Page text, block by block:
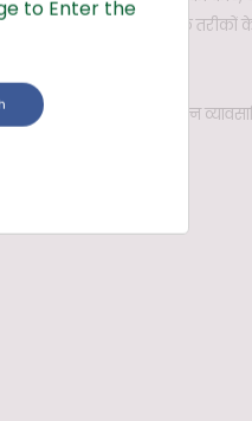
प्रकृति को उनके नियंत्रण के तरीकों के
प्रस्तुति है। विभिन्न
to Enter the